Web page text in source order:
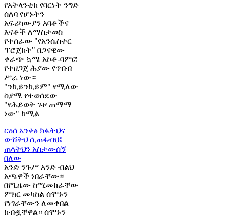
የአትላንቲክ የባርነት ንግድ
ሰለባ የሆኑትን
አፍሪካውያን አባቶችና
እናቶች ለማስታወስ
የተሰራው "የአንሴስተር
ፕሮጀክት" በጋናዊው
ቀራጭ ኳሜ አኮቶ-ባምፎ
የተዘጋጀ ሕያው የጥበብ
ሥራ ነው።
"ንኪይንኪይም" የሚለው
ስያሜ የተወሰደው
"የሕይወት ጉዞ ጠማማ
ነው" ከሚል
ርዕሰ አንቀፅ ክፋትህና
ውሸትህ ሲጠፋብህ፤
ጠላትህን አስታውሰኝ
በለው
አንድ ንጉሥ አንድ ብልህ
አጫዋች ነበራቸው።
በየጊዜው ከሚመክራቸው
ምክር መካከል ሰሞኑን
የነገራቸውን ለመቀበል
ከብዷቸዋል። ሰሞኑን